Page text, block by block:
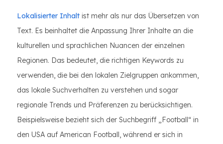
Lokalisierter Inhalt ist mehr als nur das Übersetzen von
Text. Es beinhaltet die Anpassung Ihrer Inhalte an die
kulturellen und sprachlichen Nuancen der einzelnen
Regionen. Das bedeutet, die richtigen Keywords zu
verwenden, die bei den lokalen Zielgruppen ankommen,
das lokale Suchverhalten zu verstehen und sogar
regionale Trends und Präferenzen zu berücksichtigen.
Beispielsweise bezieht sich der Suchbegriff „Football“ in
den USA auf American Football, während er sich in